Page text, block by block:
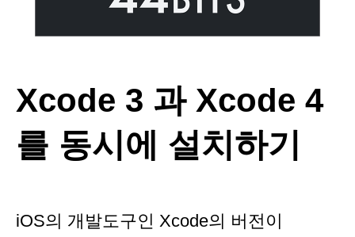
Xcode 3 과 Xcode 4
를 동시에 설치하기
iOS의 개발도구인 Xcode의 버전이